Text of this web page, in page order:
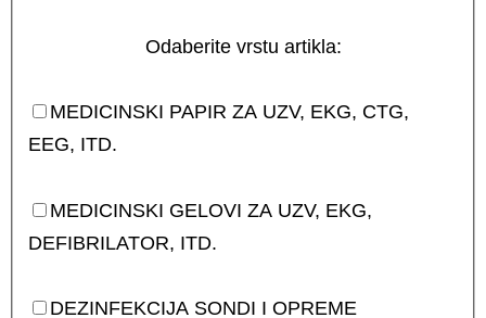
Odaberite vrstu artikla:
MEDICINSKI PAPIR ZA UZV, EKG, CTG,
EEG, ITD.
MEDICINSKI GELOVI ZA UZV, EKG,
DEFIBRILATOR, ITD.
DEZINFEKCIJA SONDI I OPREME